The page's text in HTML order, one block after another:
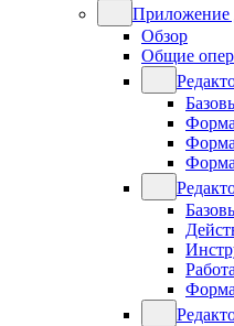
Приложение
Обзор
Общие